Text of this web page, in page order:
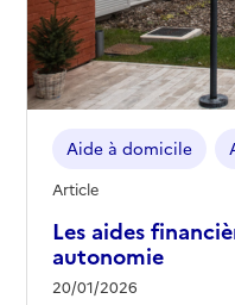
Les aides
autonomie
20/01/2026
Aide à domicile
Article